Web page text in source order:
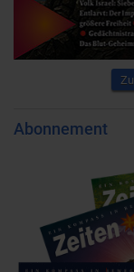
Abonnement